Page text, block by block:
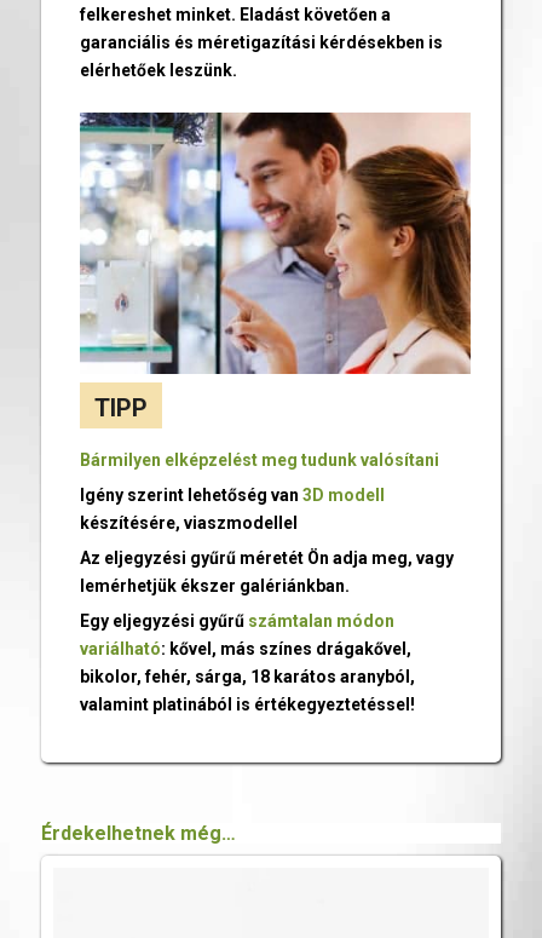
felkereshet minket. Eladást követően a
garanciális és méretigazítási kérdésekben is
elérhetőek leszünk.
TIPP
Bármilyen elképzelést meg tudunk valósítani
Igény szerint lehetőség van 3D modell
készítésére, viaszmodellel
Az eljegyzési gyűrű méretét Ön adja meg, vagy
lemérhetjük ékszer galériánkban.
Egy eljegyzési gyűrű számtalan módon
variálható: kővel, más színes drágakővel,
bikolor, fehér, sárga, 18 karátos aranyból,
valamint platinából is értékegyeztetéssel!
Érdekelhetnek még…